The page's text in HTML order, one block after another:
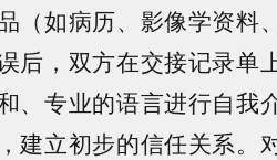
（如病历、影像学资料
后，双方在交接记录单
、专业的语言进行自我
建立初步的信任关系。